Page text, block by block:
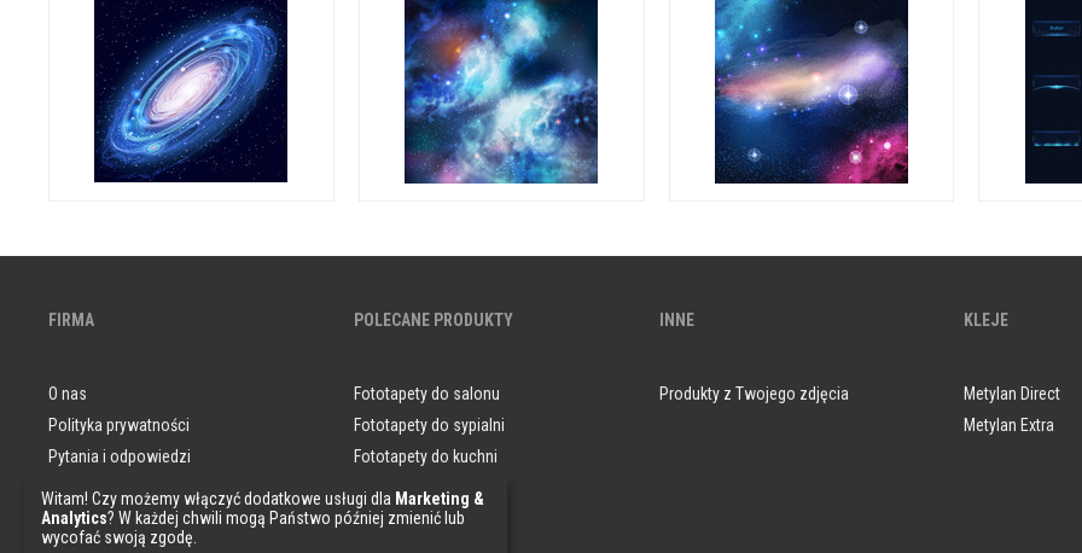
FIRMA
O nas
Polityka prywatności
Pytania i odpowiedzi
Darmowe Próbki
Regulamin
POLECANE PRODUKTY
Fototapety do salonu
Fototapety do sypialni
Fototapety do kuchni
Obrazy do salonu
INNE
Produkty z Twojego zdjęcia
KLEJE
Metylan Direct
Metylan Extra
Witam! Czy możemy włączyć dodatkowe usługi dla Marketing &
Analytics? W każdej chwili mogą Państwo później zmienić lub
wycofać swoją zgodę.